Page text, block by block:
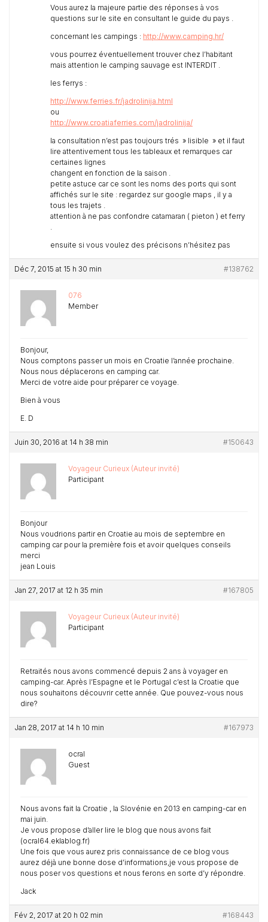
Vous aurez la majeure partie des réponses à vos
questions sur le site en consultant le guide du pays .
concernant les campings : http://www.camping.hr/
vous pourrez éventuellement trouver chez l’habitant
mais attention le camping sauvage est INTERDIT .
les ferrys :
http://www.ferries.fr/jadrolinija.html
ou
http://www.croatiaferries.com/jadrolinija/
la consultation n’est pas toujours trés » lisible » et il faut
lire attentivement tous les tableaux et remarques car
certaines lignes
changent en fonction de la saison .
petite astuce car ce sont les noms des ports qui sont
affichés sur le site : regardez sur google maps , il y a
tous les trajets .
attention à ne pas confondre catamaran ( pieton ) et ferry
.
ensuite si vous voulez des précisons n’hésitez pas
Déc 7, 2015 at 15 h 30 min #138762
076
Member
Bonjour,
Nous comptons passer un mois en Croatie l’année prochaine.
Nous nous déplacerons en camping car.
Merci de votre aide pour préparer ce voyage.
Bien à vous
E. D
Juin 30, 2016 at 14 h 38 min #150643
Voyageur Curieux (Auteur invité)
Participant
Bonjour
Nous voudrions partir en Croatie au mois de septembre en
camping car pour la première fois et avoir quelques conseils
merci
jean Louis
Jan 27, 2017 at 12 h 35 min #167805
Voyageur Curieux (Auteur invité)
Participant
Retraités nous avons commencé depuis 2 ans à voyager en
camping-car. Après l’Espagne et le Portugal c’est la Croatie que
nous souhaitons découvrir cette année. Que pouvez-vous nous
dire?
Jan 28, 2017 at 14 h 10 min #167973
ocral
Guest
Nous avons fait la Croatie , la Slovénie en 2013 en camping-car en
mai juin.
Je vous propose d’aller lire le blog que nous avons fait
(ocral64.eklablog.fr)
Une fois que vous aurez pris connaissance de ce blog vous
aurez déjà une bonne dose d’informations,je vous propose de
nous poser vos questions et nous ferons en sorte d’y répondre.
Jack
Fév 2, 2017 at 20 h 02 min #168443